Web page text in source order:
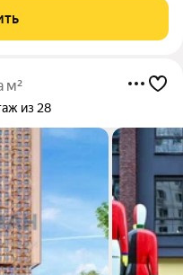
пространство Дома
м²
из 28